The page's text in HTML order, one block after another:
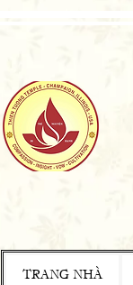
TRANG NHÀ